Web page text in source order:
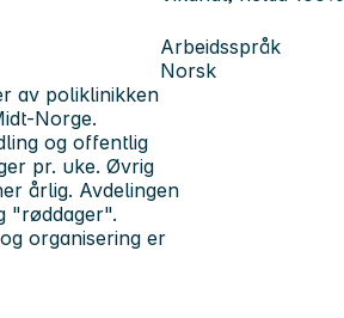
Arbeidsspråk
Norsk
av poliklinikken
Norge.
og offentlig
pr. uke. Øvrig
årlig. Avdelingen
"røddager".
organisering er